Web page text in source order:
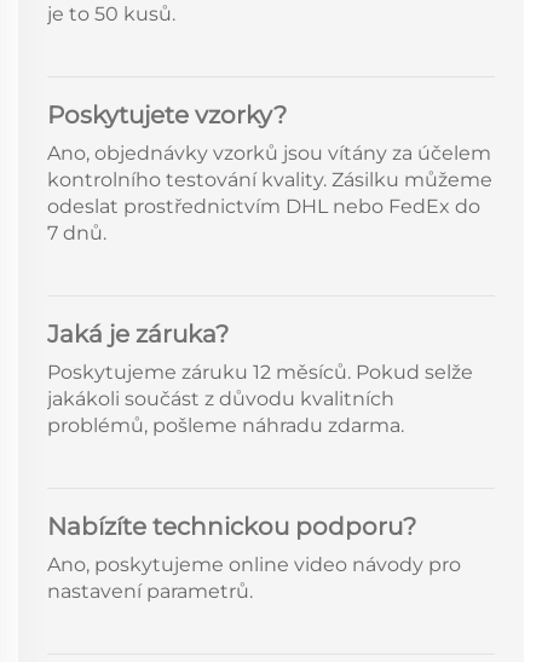
je to 50 kusů.
Poskytujete vzorky?
Ano, objednávky vzorků jsou vítány za účelem
kontrolního testování kvality. Zásilku můžeme
odeslat prostřednictvím DHL nebo FedEx do
7 dnů.
Jaká je záruka?
Poskytujeme záruku 12 měsíců. Pokud selže
jakákoli součást z důvodu kvalitních
problémů, pošleme náhradu zdarma.
Nabízíte technickou podporu?
Ano, poskytujeme online video návody pro
nastavení parametrů.